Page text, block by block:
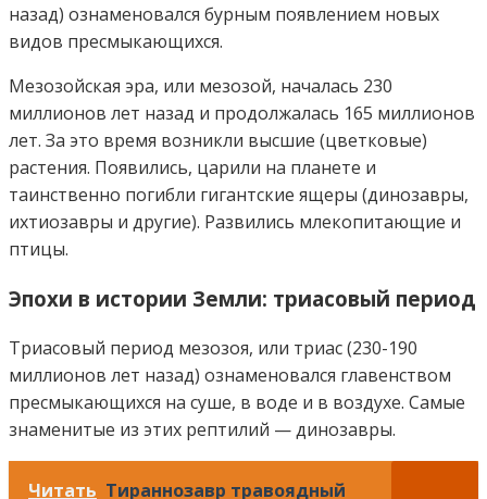
назад) ознаменовался бурным появлением новых
видов пресмыкающихся.
Мезозойская эра, или мезозой, началась 230
миллионов лет назад и продолжалась 165 миллионов
лет. За это время возникли высшие (цветковые)
растения. Появились, царили на планете и
таинственно погибли гигантские ящеры (динозавры,
ихтиозавры и другие). Развились млекопитающие и
птицы.
Эпохи в истории Земли: триасовый период
Триасовый период мезозоя, или триас (230-190
миллионов лет назад) ознаменовался главенством
пресмыкающихся на суше, в воде и в воздухе. Самые
знаменитые из этих рептилий — динозавры.
Читать Тираннозавр травоядный